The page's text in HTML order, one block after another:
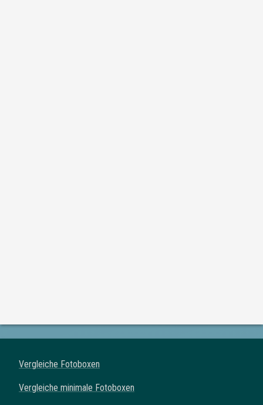
Vergleiche Fotoboxen
Vergleiche minimale Fotoboxen